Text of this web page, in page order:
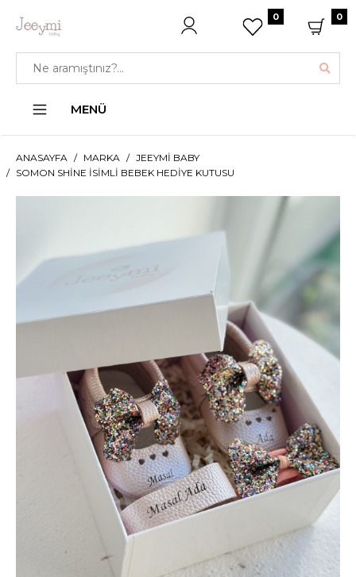
0 0
MENÜ
ANASAYFA MARKA
JEEYMI BABY
SOMON SHINE İSIMLI BEBEK HEDIYE KUTUSU